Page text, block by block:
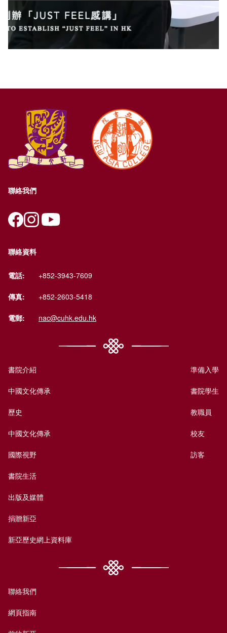
聯絡我們
聯絡資料
電話: +852-3943-7609
傳真: +852-2603-5418
電郵: nac@cuhk.edu.hk
書院介紹
中國文化傳承
歷史
中國文化傳承
國際視野
書院生活
出版及媒體
捐贈新亞
新亞歷史網上資料庫
準備入學
書院學生
教職員
校友
訪客
聯絡我們
網頁指南